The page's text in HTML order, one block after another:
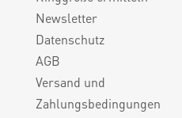
Newsletter
Datenschutz
AGB
Versand und
Zahlungsbedingungen